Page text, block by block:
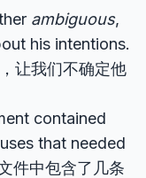
ambiguous,
his intentions.
让我们不确定他
contained
that needed
件中包含了几条